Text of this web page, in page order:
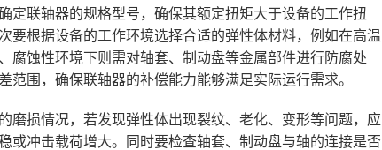
定联轴器的规格型号，确保其额定扭矩大于设备的工作扭
要根据设备的工作环境选择合适的弹性体材料，例如在高温
腐蚀性环境下则需对轴套、制动盘等金属部件进行防腐处
范围，确保联轴器的补偿能力能够满足实际运行需求。
磨损情况，若发现弹性体出现裂纹、老化、变形等问题，应
或冲击载荷增大。同时要检查轴套、制动盘与轴的连接是否